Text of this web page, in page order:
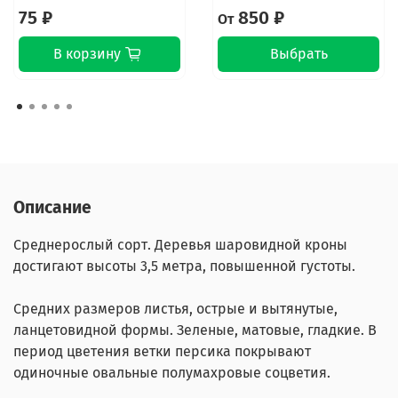
75 ₽
В корзину
От850 ₽
Выбрать
Описание
Среднерослый сорт. Деревья шаровидной кроны
достигают высоты 3,5 метра, повышенной густоты.
Средних размеров листья, острые и вытянутые,
ланцетовидной формы. Зеленые, матовые, гладкие. В
период цветения ветки персика покрывают
одиночные овальные полумахровые соцветия.